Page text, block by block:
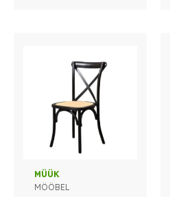
MÜÜK
MÖÖBEL